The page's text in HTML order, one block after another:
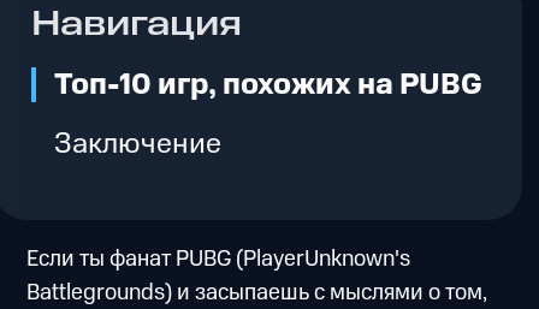
Навигация
Топ-10 игр, похожих на PUBG
Заключение
Если ты фанат PUBG (PlayerUnknown's
Battlegrounds) и засыпаешь с мыслями о том,